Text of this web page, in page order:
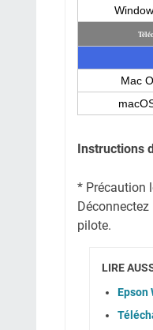
Mac
Instructions
* Précaution
pilote.
LIRE
Epson